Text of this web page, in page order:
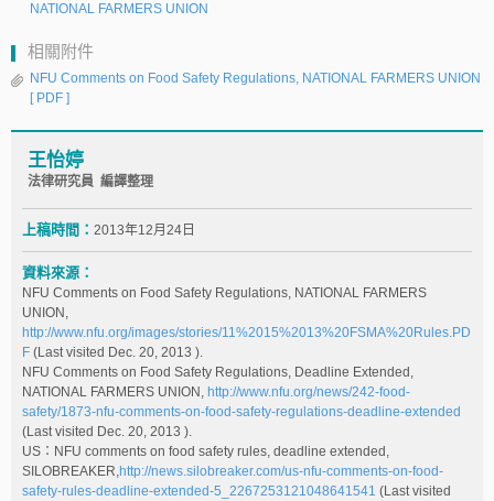
NATIONAL FARMERS UNION
相關附件
NFU Comments on Food Safety Regulations, NATIONAL FARMERS UNION
[ PDF ]
王怡婷
法律研究員 編譯整理
上稿時間： 2013年12月24日
資料來源：
NFU Comments on Food Safety Regulations, NATIONAL FARMERS
UNION,
http://www.nfu.org/images/stories/11%2015%2013%20FSMA%20Rules.PD
F (Last visited Dec. 20, 2013 ).
NFU Comments on Food Safety Regulations, Deadline Extended,
NATIONAL FARMERS UNION, http://www.nfu.org/news/242-food-
safety/1873-nfu-comments-on-food-safety-regulations-deadline-extended
(Last visited Dec. 20, 2013 ).
US：NFU comments on food safety rules, deadline extended,
SILOBREAKER,http://news.silobreaker.com/us-nfu-comments-on-food-
safety-rules-deadline-extended-5_2267253121048641541 (Last visited